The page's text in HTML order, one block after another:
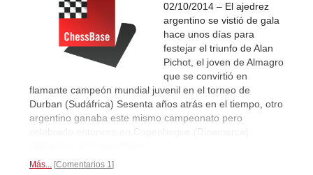
02/10/2014 – El ajedrez
argentino se vistió de gala
hace unos días para
festejar el triunfo de Alan
Pichot, el joven de Almagro
que se convirtió en
flamante campeón mundial juvenil en el torneo de
Durban (Sudáfrica) Sesenta años atrás en el tiempo, otro
argentino ganaba este mismo campeonato pero
celebrado entonces en Copenhague (Dinamarca)
Más... Comentarios 1